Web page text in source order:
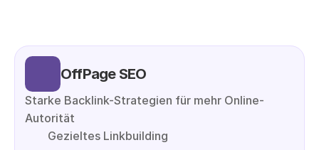
OffPage SEO
Starke Backlink-Strategien für mehr Online-
Autorität
Gezieltes Linkbuilding